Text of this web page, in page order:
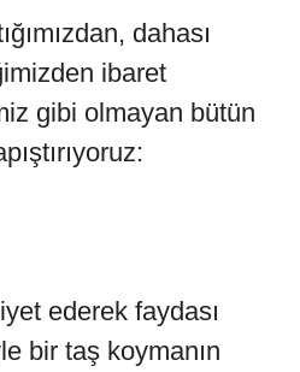
dahası
ibaret
gibi olmayan bütün
ederek faydası
bir taş koymanın